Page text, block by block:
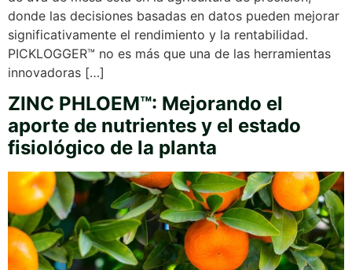
donde las decisiones basadas en datos pueden mejorar
significativamente el rendimiento y la rentabilidad.
PICKLOGGER™ no es más que una de las herramientas
innovadoras […]
ZINC PHLOEM™: Mejorando el
aporte de nutrientes y el estado
fisiológico de la planta